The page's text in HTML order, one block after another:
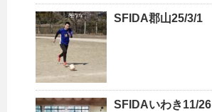
SFIDA郡山25/3/1
SFIDAいわき11/26